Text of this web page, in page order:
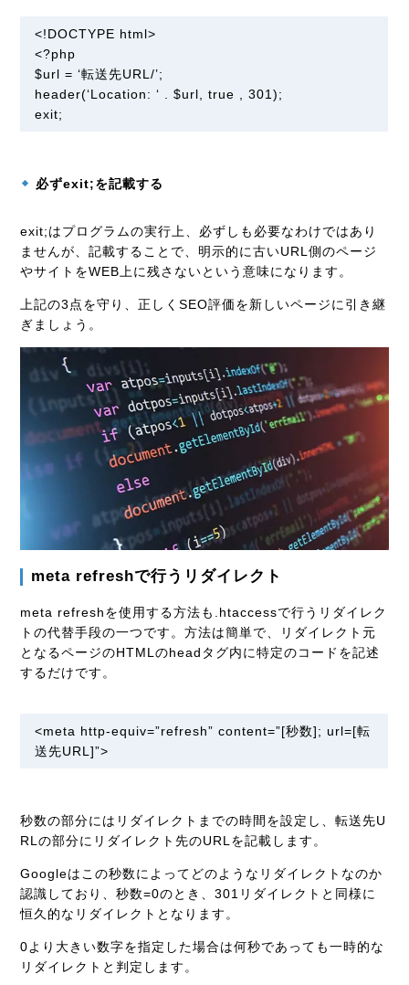
<!DOCTYPE html>
<?php
$url = ‘転送先URL/’;
header(‘Location: ‘ . $url, true , 301);
exit;
必ずexit;を記載する
exit;はプログラムの実行上、必ずしも必要なわけではあり
ませんが、記載することで、明示的に古いURL側のページ
やサイトをWEB上に残さないという意味になります。
上記の3点を守り、正しくSEO評価を新しいページに引き継
ぎましょう。
meta refreshで行うリダイレクト
meta refreshを使用する方法も.htaccessで行うリダイレク
トの代替手段の一つです。方法は簡単で、リダイレクト元
となるページのHTMLのheadタグ内に特定のコードを記述
するだけです。
<meta http-equiv=”refresh” content=”[秒数]; url=[転
送先URL]”>
秒数の部分にはリダイレクトまでの時間を設定し、転送先U
RLの部分にリダイレクト先のURLを記載します。
Googleはこの秒数によってどのようなリダイレクトなのか
認識しており、秒数=0のとき、301リダイレクトと同様に
恒久的なリダイレクトとなります。
0より大きい数字を指定した場合は何秒であっても一時的な
リダイレクトと判定します。